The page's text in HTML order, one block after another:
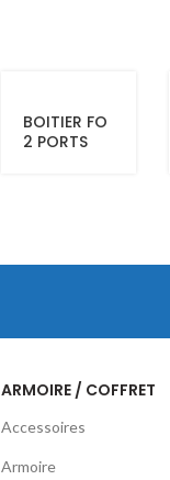
BOITIER FO
2 PORTS
ARMOIRE / COFFRET
Accessoires
Armoire